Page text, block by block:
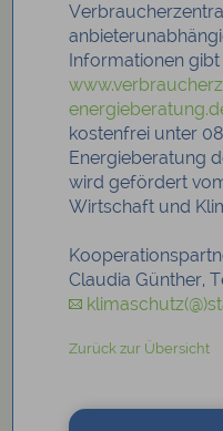
Informationen
kostenfrei unter
Energieberatung
wird gefördert
Wirtschaft und
Claudia Günther,
Zurück zur Übersicht